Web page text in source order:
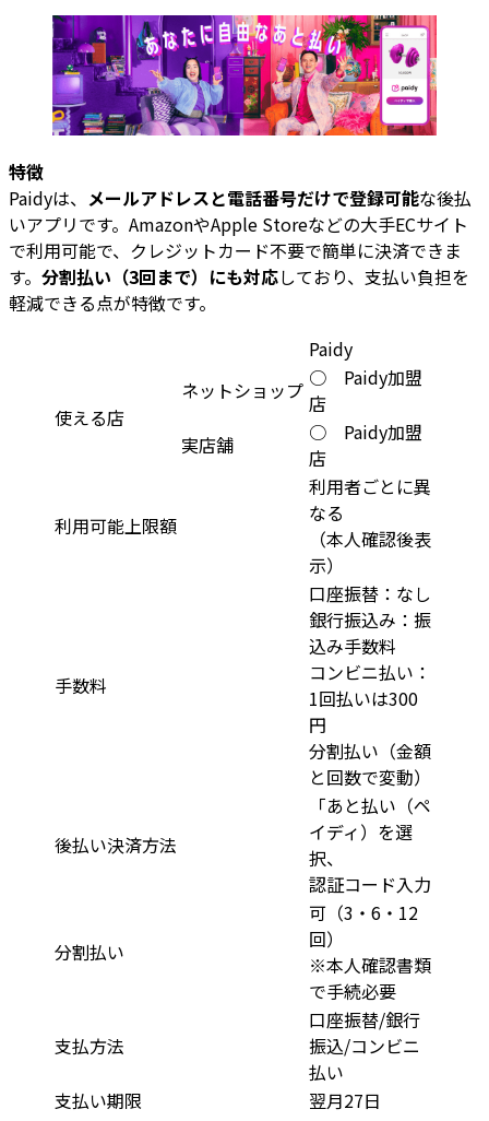
特徴
Paidyは、 メールアドレスと電話番号だけで登録可能な後払
いアプリです。AmazonやApple Storeなどの大手ECサイト
で利用可能で、クレジットカード不要で簡単に決済できま
す。 分割払い（3回まで）にも対応しており、支払い負担を
軽減できる点が特徴です。
Paidy
使える店
ネットショップ ○ Paidy加盟
店
実店舗
○ Paidy加盟
店
利用可能上限額
利用者ごとに異
なる
（本人確認後表
示）
手数料
口座振替：なし
銀行振込み：振
込み手数料
コンビニ払い：
1回払いは300
円
分割払い（金額
と回数で変動）
後払い決済方法
「あと払い（ペ
イディ）を選
択、
認証コード入力
分割払い
可（3・6・12
回）
※本人確認書類
で手続必要
支払方法
口座振替/銀行
振込/コンビニ
払い
支払い期限
翌月27日